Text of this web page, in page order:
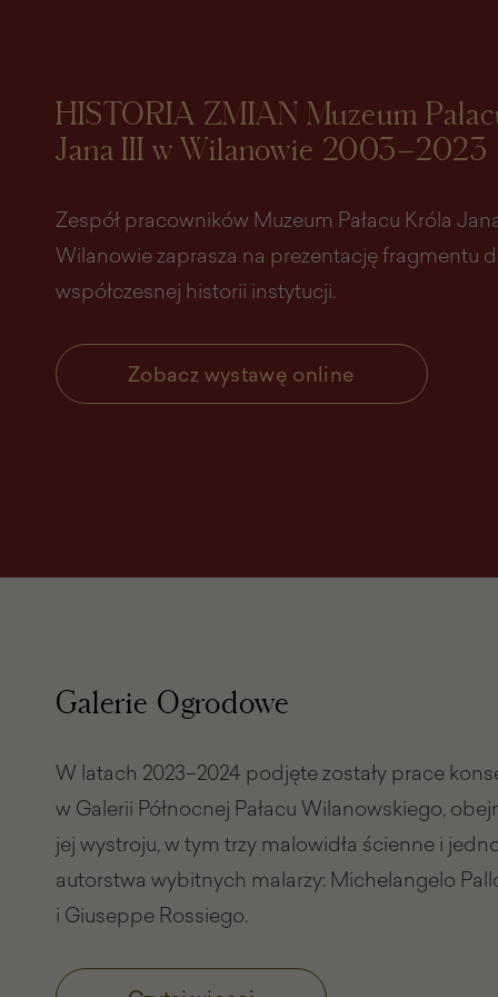
HISTORIA ZMIAN Muzeum
Jana III w Wilanowie 2003–2023
Zespół pracowników Muzeum Pałacu Króla
Wilanowie zaprasza na prezentację fragmentu
współczesnej historii instytucji.
Zobacz wystawę online
Galerie Ogrodowe
W latach 2023–2024 podjęte zostały prace
w Galerii Północnej Pałacu Wilanowskiego,
jej wystroju, w tym trzy malowidła ścienne i
autorstwa wybitnych malarzy: Michelangelo
i Giuseppe Rossiego.